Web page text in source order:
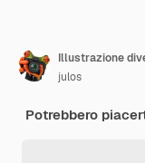
Illustrazione
julos
Potrebbero